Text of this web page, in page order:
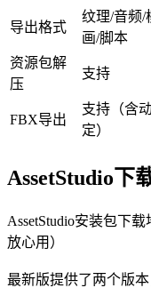
导出格式
纹理/音频/
画/脚本
资源包解
压
支持
FBX导出
支持（含
定）
AssetStudio下
AssetStudio安装包下载
放心用）
最新版提供了两个版本